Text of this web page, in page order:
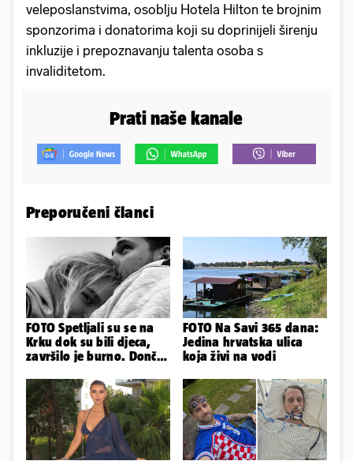
veleposlanstvima, osoblju Hotela Hilton te brojnim
sponzorima i donatorima koji su doprinijeli širenju
inkluzije i prepoznavanju talenta osoba s
invaliditetom.
Prati naše kanale
Preporučeni članci
FOTO Spetljali su se na
Krku dok su bili djeca,
završilo je burno. Dončić
FOTO Na Savi 365 dana:
Jedina hrvatska ulica
koja živi na vodi